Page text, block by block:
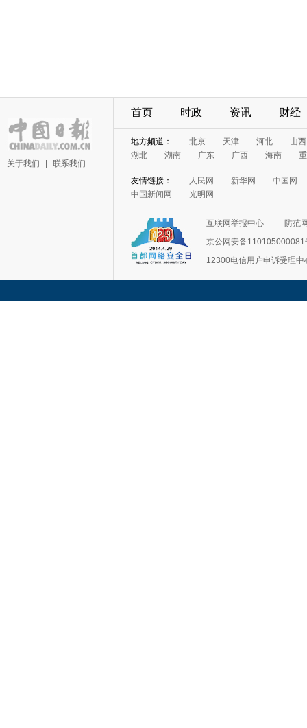
关于我们 联系我们
首页 时政 资讯 财经
地方频道： 北京 天津 河北
山西
湖北
湖南 广东 广西 海南
友情链接： 人民网 新华网
中国网
中国新闻网
光明网
互联网举报中心
防范
京公网安备110105000081
12300电信用户申诉受理中